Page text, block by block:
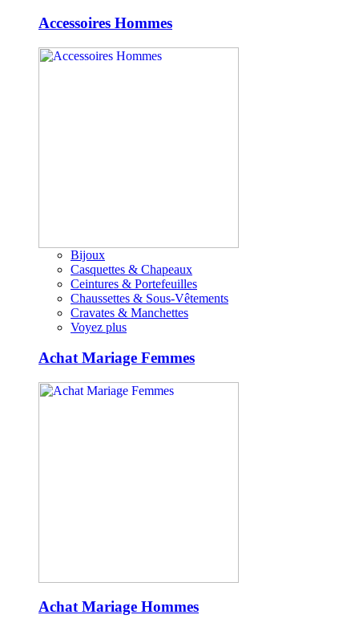
Accessoires Hommes
Bijoux
Casquettes & Chapeaux
Ceintures & Portefeuilles
Chaussettes & Sous-Vêtements
Cravates & Manchettes
Voyez plus
Achat Mariage Femmes
Achat Mariage Hommes